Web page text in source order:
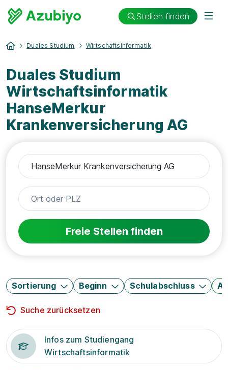
Stellen finden
Duales Studium Wirtschaftsinformatik
Duales Studium
Wirtschaftsinformatik
HanseMerkur
Krankenversicherung AG
Freie Stellen finden
Sortierung Beginn Schulabschluss
Suche zurücksetzen
Infos zum Studiengang
Wirtschaftsinformatik